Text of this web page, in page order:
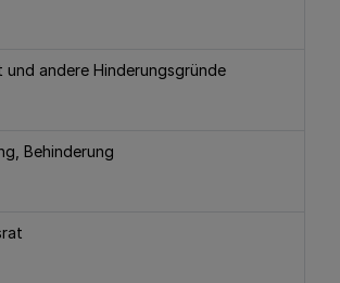
und andere Hinderungsgründe
Behinderung